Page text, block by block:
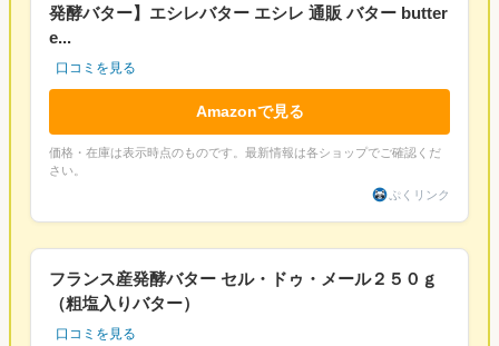
発酵バター】エシレバター エシレ 通販 バター butter
e...
口コミを見る
Amazonで見る
価格・在庫は表示時点のものです。最新情報は各ショップでご確認くだ
さい。
ぷくリンク
フランス産発酵バター セル・ドゥ・メール２５０ｇ
（粗塩入りバター）
口コミを見る